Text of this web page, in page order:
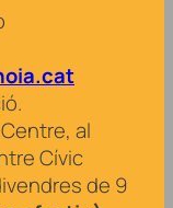
al
Cívic
de 9